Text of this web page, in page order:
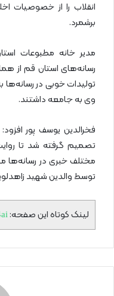
انقلاب را از خصوصیات
برشمرد.
مدیر خانه مطبوعات
رسانه‌های استان قم از
تولیدات خوبی در
وی به جامعه داشتند.
فخرالدین یوسف پور
تصمیم گرفته شد تا
مختلف خبری در رسانه‌ها
توسط والدین شهید
لینک کوتاه این صفحه: